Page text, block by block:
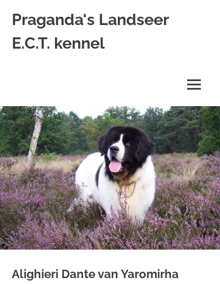
inhoud
Praganda's Landseer
E.C.T. kennel
MENU
Alighieri Dante van Yaromirha